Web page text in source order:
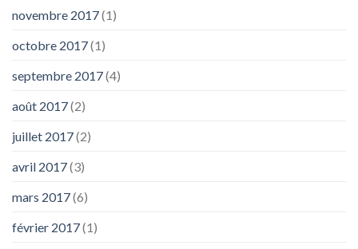
novembre 2017(1)
octobre 2017(1)
septembre 2017(4)
août 2017(2)
juillet 2017(2)
avril 2017(3)
mars 2017(6)
février 2017(1)